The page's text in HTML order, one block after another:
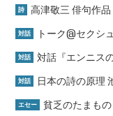
詩 高津敬三 俳句作品
対話 トーク@セクシ
対話 対話『エンニス
対話 日本の詩の原理
エセー 貧乏のたまも